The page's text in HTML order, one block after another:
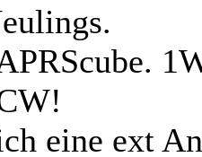
eine ext